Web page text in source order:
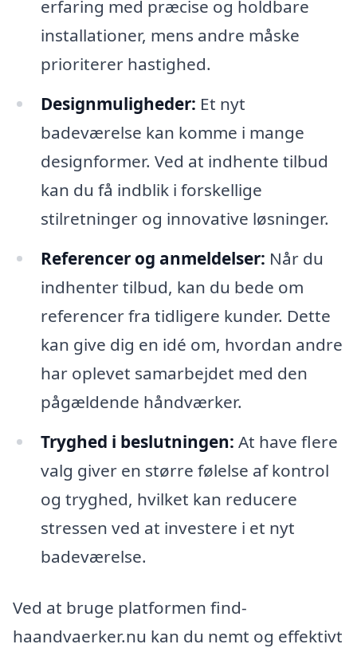
erfaring med præcise og holdbare
installationer, mens andre måske
prioriterer hastighed.
Designmuligheder: Et nyt
badeværelse kan komme i mange
designformer. Ved at indhente tilbud
kan du få indblik i forskellige
stilretninger og innovative løsninger.
Referencer og anmeldelser: Når du
indhenter tilbud, kan du bede om
referencer fra tidligere kunder. Dette
kan give dig en idé om, hvordan andre
har oplevet samarbejdet med den
pågældende håndværker.
Tryghed i beslutningen: At have flere
valg giver en større følelse af kontrol
og tryghed, hvilket kan reducere
stressen ved at investere i et nyt
badeværelse.
Ved at bruge platformen find-
haandvaerker.nu kan du nemt og effektivt